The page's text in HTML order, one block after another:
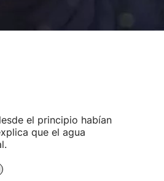
el principio habían
que el agua